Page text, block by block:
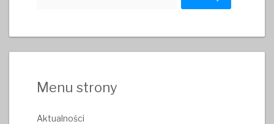
Menu strony
Aktualności